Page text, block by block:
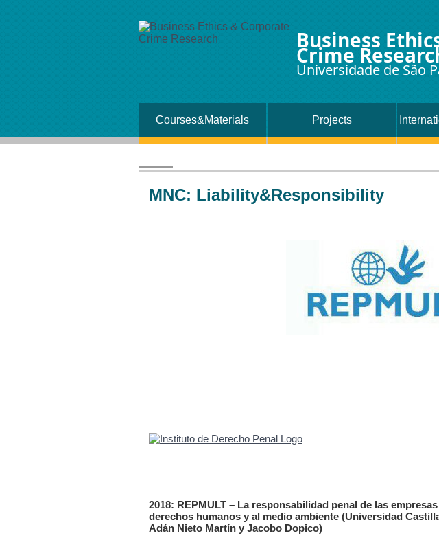
Business
Crime
Universidade de São
Courses&Materials Projects
MNC: Liability&Responsibility
2018: REPMULT – La responsabilidad penal de las
derechos humanos y al medio ambiente (Universidad
Adán Nieto Martín y Jacobo Dopico)